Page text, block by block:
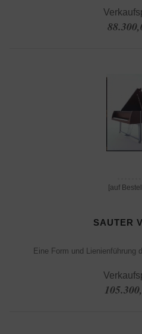
[auf
SAUTER
Eine Form und Lienienführung